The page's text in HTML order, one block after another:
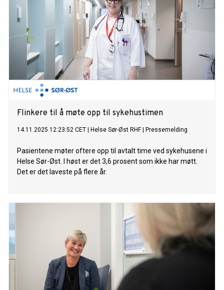
Flinkere til å møte opp til sykehustimen
14.11.2025 12:23:52 CET Helse Sør-Øst RHF| Pressemelding
Pasientene møter oftere opp til avtalt time ved sykehusene i
Helse Sør-Øst. I høst er det 3,6 prosent som ikke har møtt.
Det er det laveste på flere år.